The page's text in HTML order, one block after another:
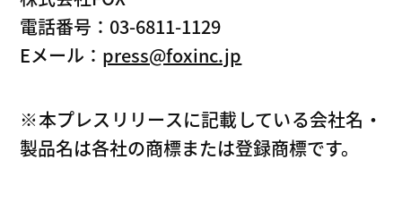
電話番号：03-6811-1129
Eメール： press@foxinc.jp
※本プレスリリースに記載している会社名・
製品名は各社の商標または登録商標です。